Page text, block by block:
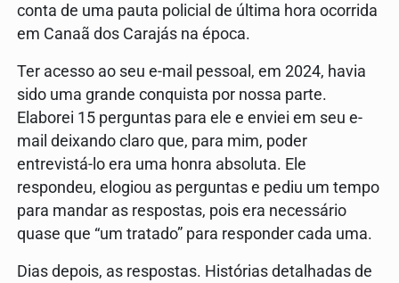
conta de uma pauta policial de última hora ocorrida
em Canaã dos Carajás na época.
Ter acesso ao seu e-mail pessoal, em 2024, havia
sido uma grande conquista por nossa parte.
Elaborei 15 perguntas para ele e enviei em seu e-
mail deixando claro que, para mim, poder
entrevistá-lo era uma honra absoluta. Ele
respondeu, elogiou as perguntas e pediu um tempo
para mandar as respostas, pois era necessário
quase que “um tratado” para responder cada uma.
Dias depois, as respostas. Histórias detalhadas de